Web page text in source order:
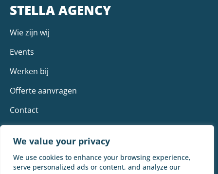
We value your privacy
We use cookies to enhance your browsing experience,
serve personalized ads or content, and analyze our
STELLA AGENCY
Wie zijn wij
Events
Werken bij
Offerte aanvragen
Contact
Stella Agency B.V. | Admiraliteitskade 79 | 3063 EE |